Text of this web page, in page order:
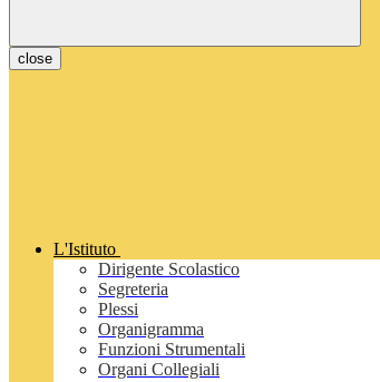
close
L'Istituto
Dirigente Scolastico
Segreteria
Plessi
Organigramma
Funzioni Strumentali
Organi Collegiali